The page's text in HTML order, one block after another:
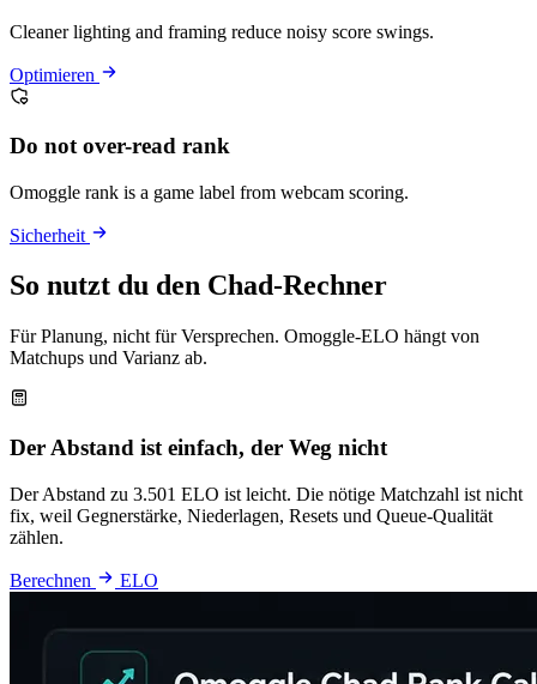
Cleaner lighting and framing reduce noisy score swings.
Optimieren
Do not over-read rank
Omoggle rank is a game label from webcam scoring.
Sicherheit
So nutzt du den Chad-Rechner
Für Planung, nicht für Versprechen. Omoggle-ELO hängt von
Matchups und Varianz ab.
Der Abstand ist einfach, der Weg nicht
Der Abstand zu 3.501 ELO ist leicht. Die nötige Matchzahl ist nicht
fix, weil Gegnerstärke, Niederlagen, Resets und Queue-Qualität
zählen.
Berechnen ELO